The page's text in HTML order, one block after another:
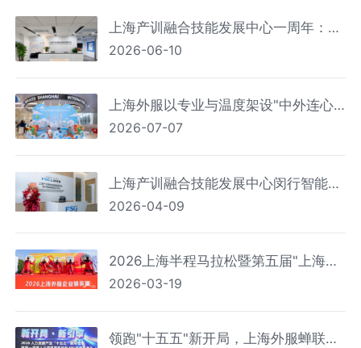
上海产训融合技能发展中心一周年：笃
行实干打造全链条闭环 专业实践赋能技
2026-06-10
上海外服以专业与温度架设"中外连心
桥" 上海机场外籍人员一站式综合服务
2026-07-07
上海产训融合技能发展中心闵行智能制
造分中心揭牌成立
2026-04-09
2026上海半程马拉松暨第五届"上海外
服企业精英赛"圆满举行
2026-03-19
领跑"十五五"新开局，上海外服蝉联